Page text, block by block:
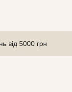
від 5000 грн